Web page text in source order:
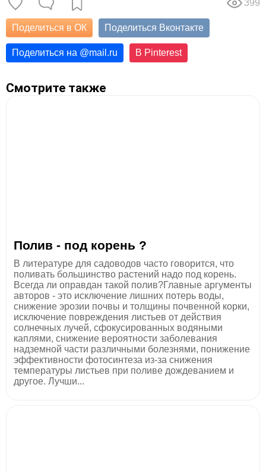
399
Поделиться в ОК Поделиться Вконтакте
Поделиться на @mail.ru В Pinterest
Смотрите также
Полив - под корень ?
В литературе для садоводов часто говорится, что
поливать большинство растений надо под корень.
Всегда ли оправдан такой полив?Главные аргументы
авторов - это исключение лишних потерь воды,
снижение эрозии почвы и толщины почвенной корки,
исключение повреждения листьев от действия
солнечных лучей, сфокусированных водяными
каплями, снижение вероятности заболевания
надземной части различными болезнями, понижение
эффективности фотосинтеза из-за снижения
температуры листьев при поливе дождеванием и
другое. Лучши...